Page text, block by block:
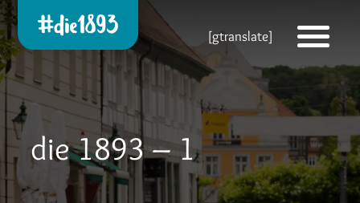
[gtranslate]
die 1893 – 1
Die 1893 heute!
Zur neuen Startseite